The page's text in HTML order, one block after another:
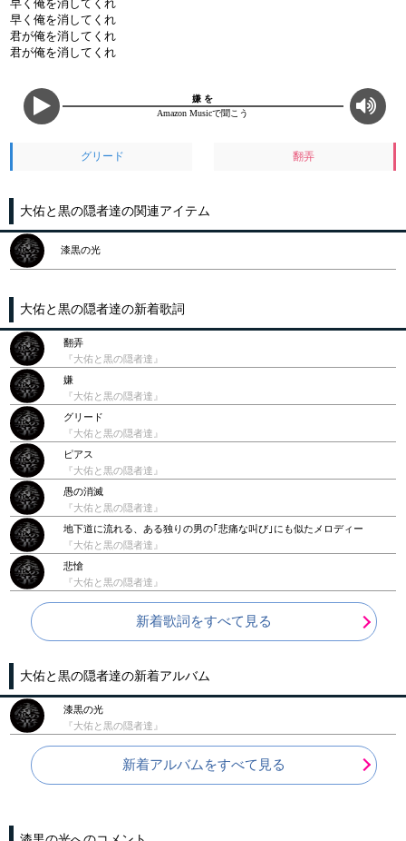
早く俺を消してくれ
早く俺を消してくれ
君が俺を消してくれ
君が俺を消してくれ
嫌 を
Amazon Musicで聞こう
グリード 翻弄
大佑と黒の隠者達の関連アイテム
漆黒の光
大佑と黒の隠者達の新着歌詞
翻弄
『大佑と黒の隠者達』
嫌
『大佑と黒の隠者達』
グリード
『大佑と黒の隠者達』
ピアス
『大佑と黒の隠者達』
愚の消滅
『大佑と黒の隠者達』
地下道に流れる、ある独りの男の｢悲痛な叫び｣にも似たメロディー
『大佑と黒の隠者達』
悲愴
『大佑と黒の隠者達』
新着歌詞をすべて見る
大佑と黒の隠者達の新着アルバム
漆黒の光
『大佑と黒の隠者達』
新着アルバムをすべて見る